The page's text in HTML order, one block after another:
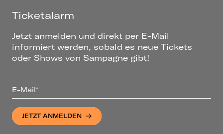
Ticketalarm
Jetzt anmelden und direkt per E-Mail
informiert werden, sobald es neue Tickets
oder Shows von Sampagne gibt!
E-Mail*
JETZT ANMELDEN